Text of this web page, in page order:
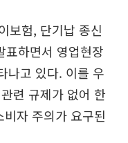
보험, 단기납 종신
표하면서 영업현장
나고 있다. 이를 우
련 규제가 없어 한
자 주의가 요구된